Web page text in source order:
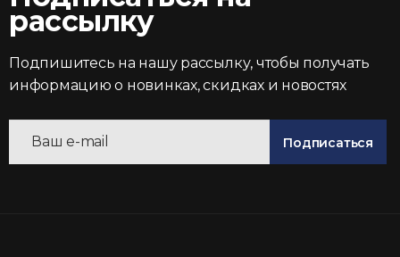
рассылку
Подпишитесь на нашу рассылку, чтобы получать
информацию о новинках, скидках и новостях
Подписаться